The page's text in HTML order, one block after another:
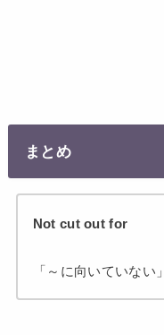
まとめ
Not cut out for
「～に向いていない」